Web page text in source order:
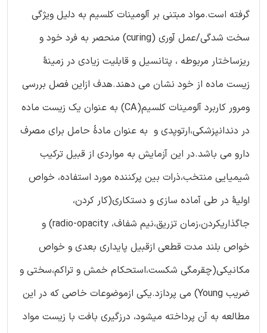
گرفته است.مواد مبتنی بر آلومینات کلسیم به دلیل ویژگی
سخت شدگی/عمل آوری (curing) منحصر به فرد خود و
ریزساختار مربوطه ، پتانسیل و قابلیت زیادی در زمینۀ
زیست ماده از خود نشان می دهند.هدف ازاین فصل بررسی
ومرور کاربرد آلومینات کلسیم(CA) به عنوان یک زیست ماده
در دندانپزشکی،ارتوپدی و به عنوان مادۀ حامل برای مصرف
دارو می باشد.در این آزمایش به مواردی از قبیل ترکیب
شیمیایی منتخب،ذرات بین پرکننده مورد استفاده، خواص
اولیۀ در طی آماده سازی و دستکاری(کار کردن،
جاگذاریکردن،زمان تزریق،نیم شفاف، radio-opacity) و
خواص بلند مدت قطعی ازقبیل پایداری بعدی و خواص
مکانیکی(چقرمگی شکست،استحکام خمش و تراکم،سختی و
ضریب Young) می پردازد.یکی ازموضوعات خاصی که در این
مطالعه به آن پرداخته میشود، درزگیری بافت با زیست مواد